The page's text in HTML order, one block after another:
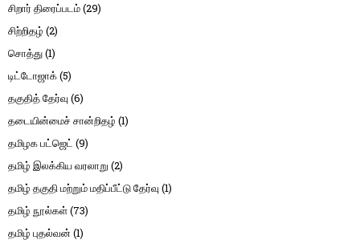
சிறார் திரைப்படம்(29)
சிற்றிதழ் (2)
சொத்து(1)
டிட்டோஜாக்(5)
தகுதித் தேர்வு (6)
தடையின்மைச் சான்றிதழ் (1)
தமிழக பட்ஜெட் (9)
தமிழ் இலக்கிய வரலாறு (2)
தமிழ் தகுதி மற்றும் மதிப்பீட்டு தேர்வு (1)
தமிழ் நூல்கள்(73)
தமிழ் புதல்வன் (1)